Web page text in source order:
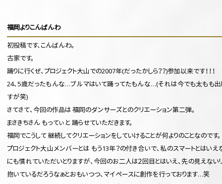
福岡よりこんばんわ
初投稿です、こんばんわ。
古家です。
踊りに行くぜ、プロジェクト大山での2007年(だったかしら？？)参加以来です！！！
24、5歳だったもんな…ブルマはいて踊ってたもんな…(それは今でも太もも出
すが笑)
さてさて、今回の作品は 福岡のダンサーズとのクリエーション第二弾。
まさきちさん もってぃ と 踊らせていただきます。
福岡でこうして 継続してクリエーションをしていけることが何よりのことなのです。
プロジェクト大山メンバーとは もう13年？の付き合いで、私のスマートとはいえ
にも慣れていただいとりますが、今回のお二人は２回目とはいえ、先の見えない
抱いているだろうなぁとおもいつつ、マイペースに創作を行っております…笑